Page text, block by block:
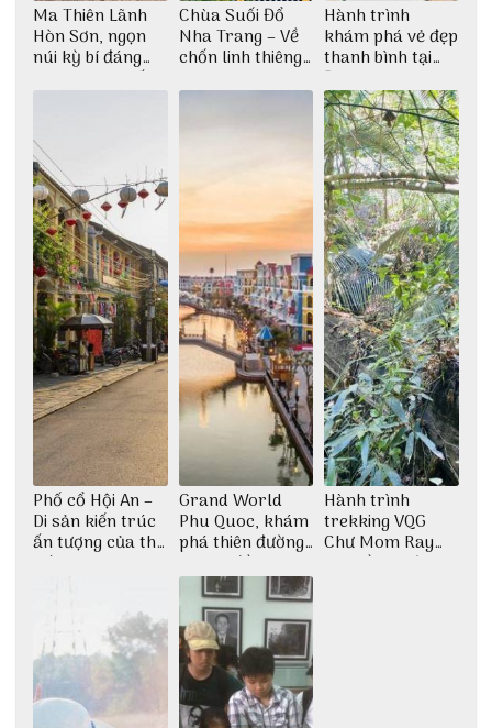
Ma Thiên Lãnh
Hòn Sơn, ngọn
núi kỳ bí đáng
khám phá nhất
Chùa Suối Đổ
Nha Trang – Về
chốn linh thiêng
thiền định
Hành trình
khám phá vẻ đẹp
thanh bình tại
Đảo Phú Quý
Phố cổ Hội An –
Di sản kiến trúc
ấn tượng của thế
giới
Grand World
Phu Quoc, khám
phá thiên đường
giải trí đầy sôi
động
Hành trình
trekking VQG
Chư Mom Ray
tìm về núi rừng